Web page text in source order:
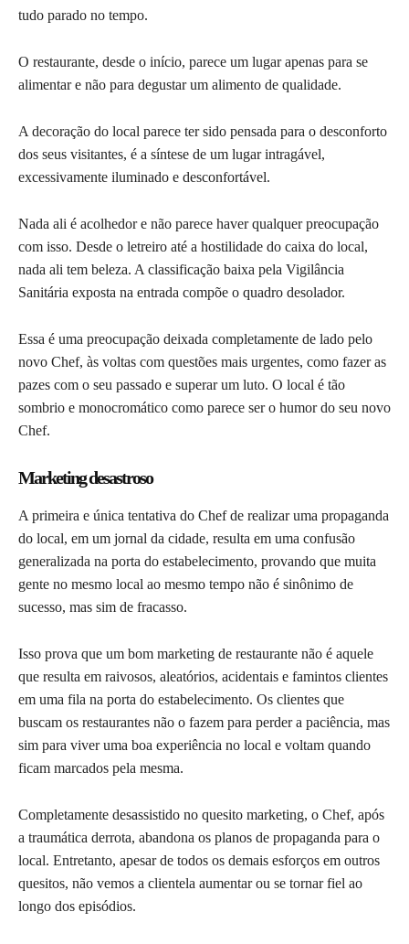
tudo parado no tempo.
O restaurante, desde o início, parece um lugar apenas para se
alimentar e não para degustar um alimento de qualidade.
A decoração do local parece ter sido pensada para o desconforto
dos seus visitantes, é a síntese de um lugar intragável,
excessivamente iluminado e desconfortável.
Nada ali é acolhedor e não parece haver qualquer preocupação
com isso. Desde o letreiro até a hostilidade do caixa do local,
nada ali tem beleza. A classificação baixa pela Vigilância
Sanitária exposta na entrada compõe o quadro desolador.
Essa é uma preocupação deixada completamente de lado pelo
novo Chef, às voltas com questões mais urgentes, como fazer as
pazes com o seu passado e superar um luto. O local é tão
sombrio e monocromático como parece ser o humor do seu novo
Chef.
Marketing desastroso
A primeira e única tentativa do Chef de realizar uma propaganda
do local, em um jornal da cidade, resulta em uma confusão
generalizada na porta do estabelecimento, provando que muita
gente no mesmo local ao mesmo tempo não é sinônimo de
sucesso, mas sim de fracasso.
Isso prova que um bom marketing de restaurante não é aquele
que resulta em raivosos, aleatórios, acidentais e famintos clientes
em uma fila na porta do estabelecimento. Os clientes que
buscam os restaurantes não o fazem para perder a paciência, mas
sim para viver uma boa experiência no local e voltam quando
ficam marcados pela mesma.
Completamente desassistido no quesito marketing, o Chef, após
a traumática derrota, abandona os planos de propaganda para o
local. Entretanto, apesar de todos os demais esforços em outros
quesitos, não vemos a clientela aumentar ou se tornar fiel ao
longo dos episódios.